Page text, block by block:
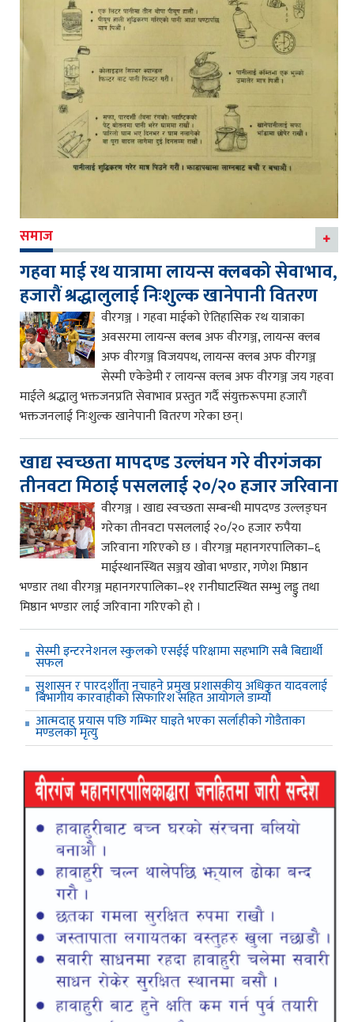
समाज
गहवा माई रथ यात्रामा लायन्स क्लबको सेवाभाव,
हजारौं श्रद्धालुलाई निःशुल्क खानेपानी वितरण
वीरगञ्ज । गहवा माईको ऐतिहासिक रथ यात्राका
अवसरमा लायन्स क्लब अफ वीरगञ्ज, लायन्स क्लब
अफ वीरगञ्ज विजयपथ, लायन्स क्लब अफ वीरगञ्ज
सेस्मी एकेडेमी र लायन्स क्लब अफ वीरगञ्ज जय गहवा
माईले श्रद्धालु भक्तजनप्रति सेवाभाव प्रस्तुत गर्दै संयुक्तरूपमा हजारौं
भक्तजनलाई निःशुल्क खानेपानी वितरण गरेका छन्।
खाद्य स्वच्छता मापदण्ड उल्लंघन गरे वीरगंजका
तीनवटा मिठाई पसललाई २०/२० हजार जरिवाना
वीरगञ्ज । खाद्य स्वच्छता सम्बन्धी मापदण्ड उल्लङ्घन
गरेका तीनवटा पसललाई २०/२० हजार रुपैया
जरिवाना गरिएको छ । वीरगञ्ज महानगरपालिका–६
माईस्थानस्थित सञ्जय खोवा भण्डार, गणेश मिष्ठान
भण्डार तथा वीरगञ्ज महानगरपालिका–११ रानीघाटस्थित सम्भु लड्डु तथा
मिष्ठान भण्डार लाई जरिवाना गरिएको हो ।
सेस्मी इन्टरनेशनल स्कुलको एसईई परिक्षामा सहभागि सबै बिद्यार्थी
सफल
सुशासन र पारदर्शीता नचाहने प्रमुख प्रशासकीय अधिकृत यादवलाई
बिभागीय कारवाहीको सिफारिश सहित आयोगले डाम्यो
आत्मदाह प्रयास पछि गम्भिर घाइते भएका सर्लाहीको गोडैताका
मण्डलको मृत्यु